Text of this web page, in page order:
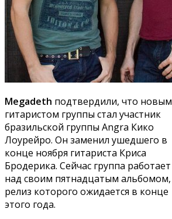
Megadeth подтвердили, что новым
гитаристом группы стал участник
бразильской группы Angra Кико
Лоурейро. Он заменил ушедшего в
конце ноября гитариста Криса
Бродерика. Сейчас группа работает
над своим пятнадцатым альбомом,
релиз которого ожидается в конце
этого года.